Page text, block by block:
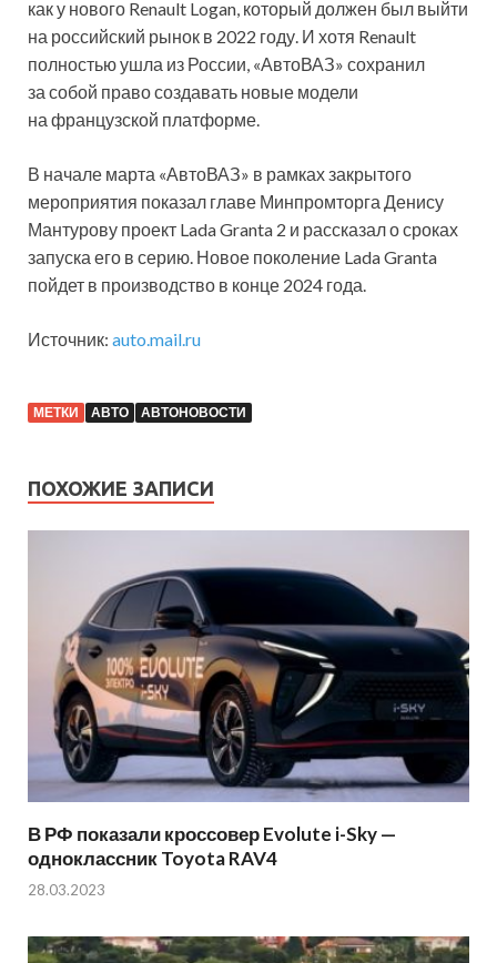
как у нового Renault Logan, который должен был выйти
на российский рынок в 2022 году. И хотя Renault
полностью ушла из России, «АвтоВАЗ» сохранил
за собой право создавать новые модели
на французской платформе.
В начале марта «АвтоВАЗ» в рамках закрытого
мероприятия показал главе Минпромторга Денису
Мантурову проект Lada Granta 2 и рассказал о сроках
запуска его в серию. Новое поколение Lada Granta
пойдет в производство в конце 2024 года.
Источник: auto.mail.ru
МЕТКИ АВТО АВТОНОВОСТИ
ПОХОЖИЕ ЗАПИСИ
В РФ показали кроссовер Evolute i-Sky —
одноклассник Toyota RAV4
28.03.2023